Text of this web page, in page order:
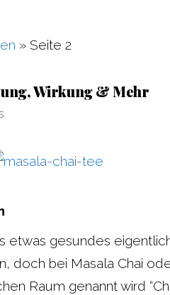
» Seite 2
Wirkung & Mehr
etwas gesundes
doch bei Masala Chai
Raum genannt wird